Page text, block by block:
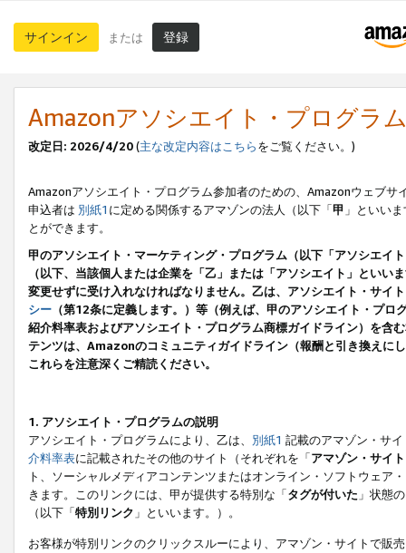
サインイン または 登録
Amazonアソシエイト・プログラ
改定日: 2026/4/20(主な改定内容はこちらをご覧ください。)
Amazonアソシエイト・プログラム参加者のための、Amazonウェブサ
申込者は 別紙1 に定める関係するアマゾンの法人（以下「甲 」といい
とができます。
甲のアソシエイト・マーケティング・プログラム（以下「アソシエイ
（以下、当該個人または企業を「乙」または「アソシエイト」とい
変更せずに受け入れなければなりません。乙は、アソシエイト・サイ
シー （第12条に定義します。）等（例えば、甲のアソシエイト・プ
紹介料率表およびアソシエイト・プログラム商標ガイドライン）を
テンツは、Amazonのコミュニティガイドライン（報酬と引き換えに
これらを注意深くご精読ください。
1. アソシエイト・プログラムの説明
アソシエイト・プログラムにより、乙は、 別紙1 記載のアマゾン・サ
介料率表に記載されたその他のサイト（それぞれを「アマゾン・サイト
ト、ソーシャルメディアコンテンツまたはオンライン・ソフトウェア
きます。このリンクには、甲が提供する特別な「タグが付いた 」状態
（以下「特別リンク 」といいます。）。
お客様が特別リンクのクリックスルーにより、アマゾン・サイトで販